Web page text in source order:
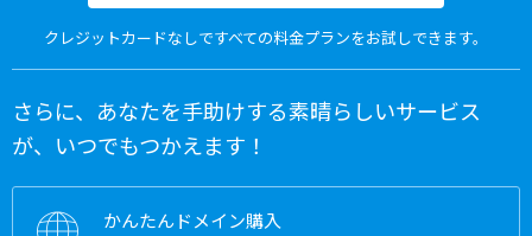
クレジットカードなしですべての料金プランをお試しできます。
さらに、あなたを手助けする素晴らしいサービス
が、いつでもつかえます！
かんたんドメイン購入